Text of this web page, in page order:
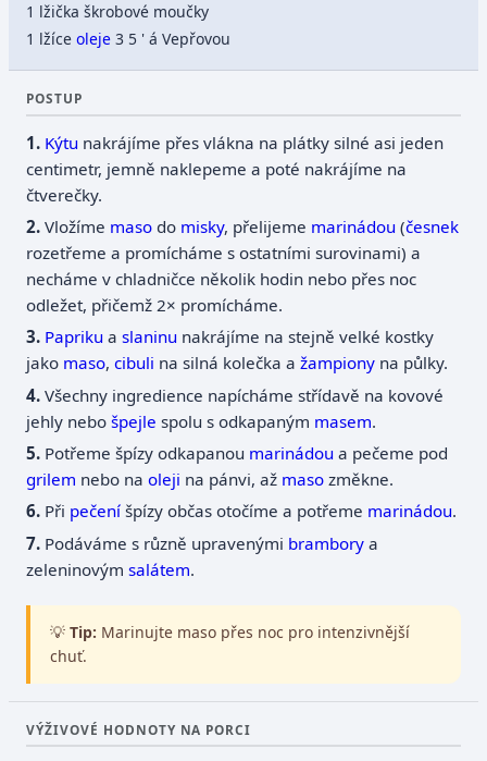
1 lžička škrobové moučky
1 lžíceoleje 3 5 ' á Vepřovou
POSTUP
Kýtu nakrájíme přes vlákna na plátky silné asi jeden
centimetr, jemně naklepeme a poté nakrájíme na
čtverečky.
Vložíme maso do misky, přelijeme marinádou (česnek
rozetřeme a promícháme s ostatními surovinami) a
necháme v chladničce několik hodin nebo přes noc
odležet, přičemž 2× promícháme.
Papriku aslaninu nakrájíme na stejně velké kostky
jako maso,cibuli na silná kolečka ažampiony na půlky.
Všechny ingredience napícháme střídavě na kovové
jehly nebošpejle spolu s odkapaným masem.
Potřeme špízy odkapanou marinádou a pečeme pod
grilem nebo naoleji na pánvi, až maso změkne.
Při pečení špízy občas otočíme a potřeme marinádou.
Podáváme s různě upravenými brambory a
zeleninovýmsalátem.
💡 Tip: Marinujte maso přes noc pro intenzivnější
chuť.
VÝŽIVOVÉ HODNOTY NA PORCI